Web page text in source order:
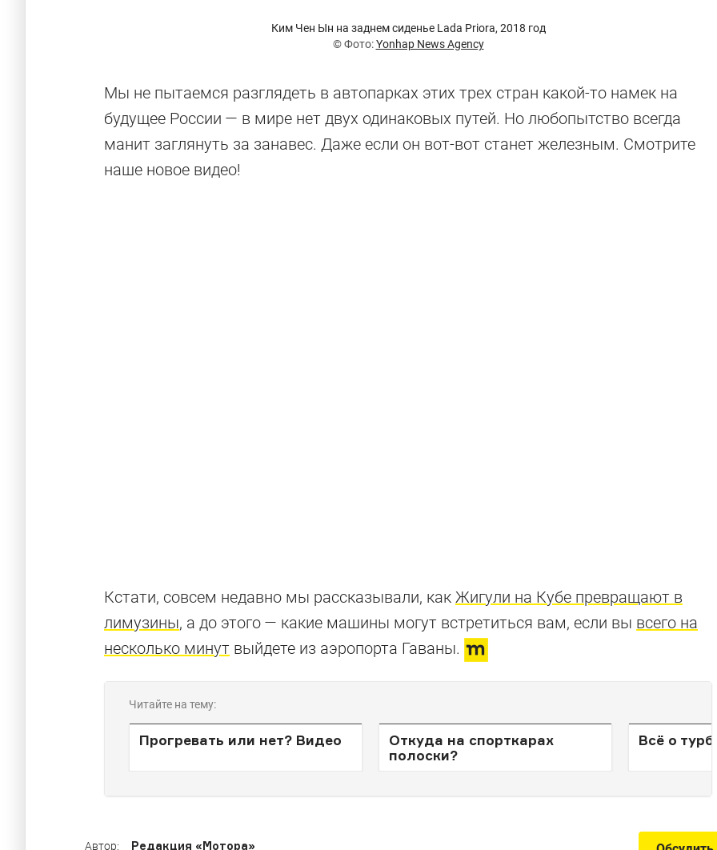
Ким Чен Ын на заднем сиденье Lada Priora, 2018 год
© Фото:Yonhap News Agency
Мы не пытаемся разглядеть в автопарках этих трех стран какой-то намек на
будущее России — в мире нет двух одинаковых путей. Но любопытство всегда
манит заглянуть за занавес. Даже если он вот-вот станет железным. Смотрите
наше новое видео!
Кстати, совсем недавно мы рассказывали, как Жигули на Кубе превращают в
лимузины, а до этого — какие машины могут встретиться вам, если вы всего на
несколько минут выйдете из аэропорта Гаваны.
Читайте на тему:
Прогревать или нет? Видео
Откуда на спорткарах
полоски?
Всё о
Автор: Редакция «Мотора»